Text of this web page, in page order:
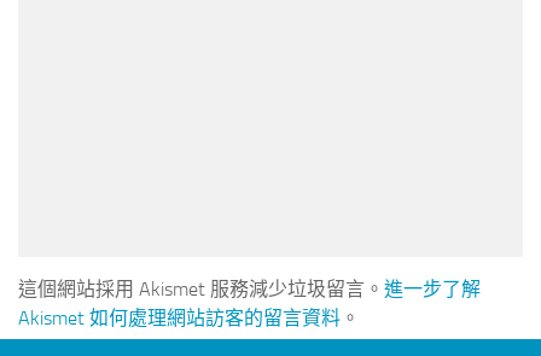
這個網站採用 Akismet 服務減少垃圾留言。 進一步了解
Akismet 如何處理網站訪客的留言資料 。